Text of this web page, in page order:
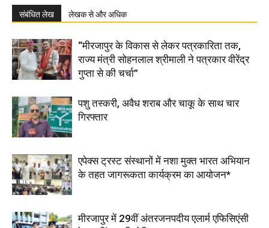
संबंधित लेख लेखक से और अधिक
“मीरजापुर के विकास से लेकर पत्रकारिता तक,
राज्य मंत्री सोहनलाल श्रीमाली ने पत्रकार वीरेंद्र
गुप्ता से की चर्चा”
पशु तस्करी, अवैध शराब और चाकू के साथ चार
गिरफ्तार
एपेक्स ट्रस्ट संस्थानों में नशा मुक्त भारत अभियान
के तहत जागरूकता कार्यक्रम का आयोजन*
मीरजापुर में 29वीं अंतरजनपदीय एलार्म एफिसिएंसी